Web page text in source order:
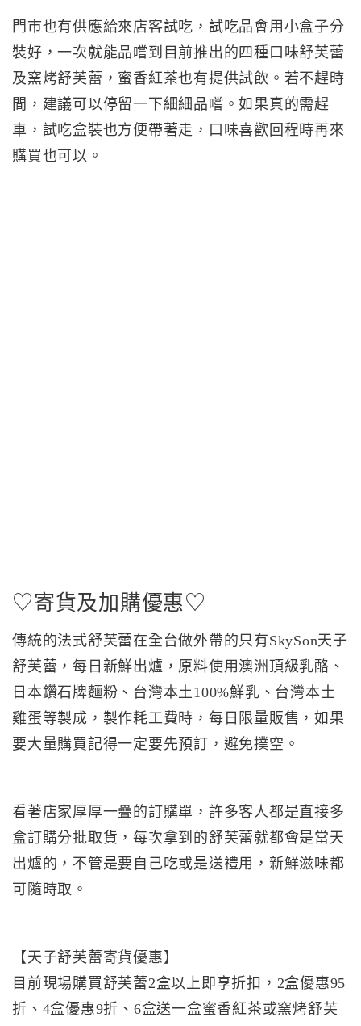
門市也有供應給來店客試吃，試吃品會用小盒子分
裝好，一次就能品嚐到目前推出的四種口味舒芙蕾
及窯烤舒芙蕾，蜜香紅茶也有提供試飲。若不趕時
間，建議可以停留一下細細品嚐。如果真的需趕
車，試吃盒裝也方便帶著走，口味喜歡回程時再來
購買也可以。
♡寄貨及加購優惠♡
傳統的法式舒芙蕾在全台做外帶的只有SkySon天子
舒芙蕾，每日新鮮出爐，原料使用澳洲頂級乳酪、
日本鑽石牌麵粉、台灣本土100%鮮乳、台灣本土
雞蛋等製成，製作耗工費時，每日限量販售，如果
要大量購買記得一定要先預訂，避免撲空。
看著店家厚厚一疊的訂購單，許多客人都是直接多
盒訂購分批取貨，每次拿到的舒芙蕾就都會是當天
出爐的，不管是要自己吃或是送禮用，新鮮滋味都
可隨時取。
【天子舒芙蕾寄貨優惠】
目前現場購買舒芙蕾2盒以上即享折扣，2盒優惠95
折、4盒優惠9折、6盒送一盒蜜香紅茶或窯烤舒芙